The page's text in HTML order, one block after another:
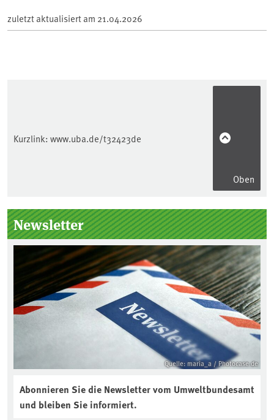
zuletzt aktualisiert am 21.04.2026
Kurzlink: www.uba.de/t32423de
Oben
Seitenleiste
Newsletter
Quelle: maria_a / Photocase.de
Abonnieren Sie die Newsletter vom Umweltbundesamt
und bleiben Sie informiert.